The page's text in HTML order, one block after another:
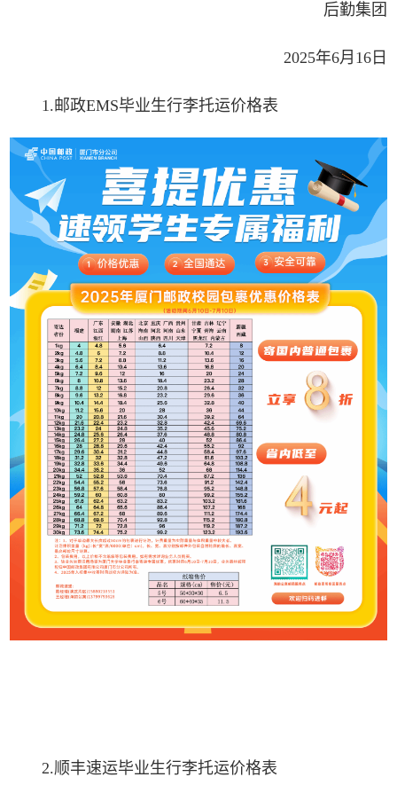
后勤集团
2025年6月16日
1.邮政EMS毕业生行李托运价格表
2.顺丰速运毕业生行李托运价格表